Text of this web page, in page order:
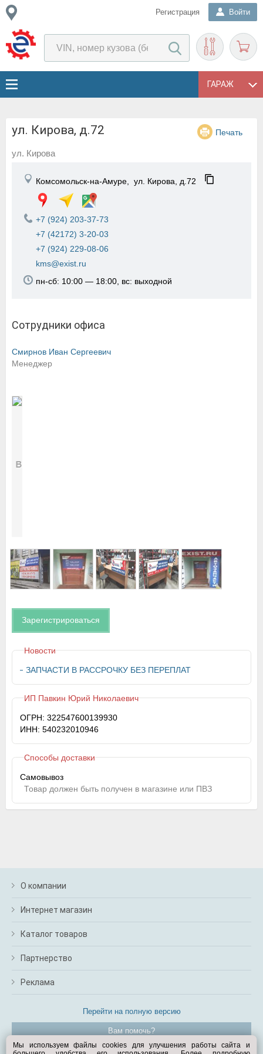
Регистрация Войти
ГАРАЖ
ул. Кирова, д.72 Печать
ул. Кирова
Комсомольск-на-Амуре, ул. Кирова, д.72
+7 (924) 203-37-73
+7 (42172) 3-20-03
+7 (924) 229-08-06
kms@exist.ru
пн-сб: 10:00 — 18:00, вс: выходной
Сотрудники офиса
Смирнов Иван Сергеевич
Менеджер
Зарегистрироваться
Новости
ЗАПЧАСТИ В РАССРОЧКУ БЕЗ ПЕРЕПЛАТ
ИП Павкин Юрий Николаевич
ОГРН: 322547600139930
ИНН: 540232010946
Способы доставки
Самовывоз
Товар должен быть получен в магазине или ПВЗ
О компании
Интернет магазин
Каталог товаров
Партнерство
Реклама
Перейти на полную версию
Вам помочь?
Мы используем файлы cookies для улучшения работы сайта и